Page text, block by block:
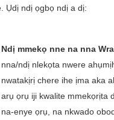
Ụdị ndị ọgbọ ndị a dị:
Ndị mmekọ nne na nna
nna/ndị nlekọta nwere
nwatakịrị chere ihe ịma aka
arụ ọrụ iji kwalite mmekọrịta
na-enye ọrụ, na nkwado